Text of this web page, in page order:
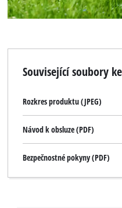
Související soubory
Rozkres produktu (JPEG)
Návod k obsluze (PDF)
Bezpečnostné pokyny (PDF)